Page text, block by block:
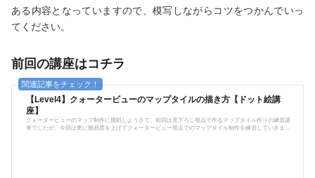
ある内容となっていますので、模写しながらコツをつかんでいっ
てください。
前回の講座はコチラ
【Level4】クォータービューのマップタイルの描き方【ドット絵講
座】
クォータービューのマップ制作に挑戦しようさて、前回は見下ろし視点で作るマップタイル作りの練習講
座でしたが、今回は更に難易度を上げてクォータービュー視点でのマップタイル制作を練習していきまし